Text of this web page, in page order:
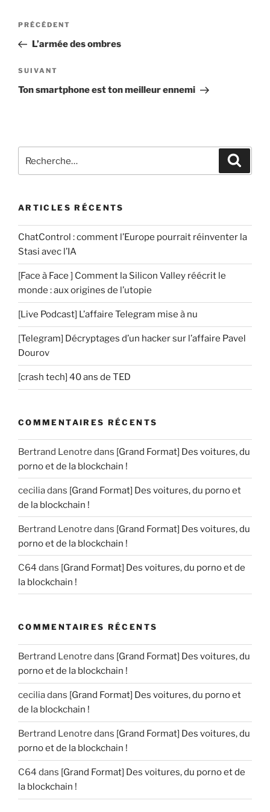
e
u
n
o
t
i
e
a
r
e
Navigation
l’article
Article
précédent
PRÉCÉDENT
L’armée des ombres
Article
suivant
SUIVANT
Ton smartphone est ton meilleur ennemi
pour
ARTICLES RÉCENTS
ChatControl : comment l’Europe pourrait réinventer la
Stasi avec l’IA
[Face à Face ] Comment la Silicon Valley réécrit le
monde : aux origines de l’utopie
[Live Podcast] L’affaire Telegram mise à nu
[Telegram] Décryptages d’un hacker sur l’affaire Pavel
Dourov
[crash tech] 40 ans de TED
COMMENTAIRES RÉCENTS
Bertrand Lenotre dans [Grand Format] Des voitures, du
porno et de la blockchain !
ceciliadans [Grand Format] Des voitures, du porno et
de la blockchain !
Bertrand Lenotre dans [Grand Format] Des voitures, du
porno et de la blockchain !
C64 dans [Grand Format] Des voitures, du porno et de
la blockchain !
COMMENTAIRES RÉCENTS
Bertrand Lenotre dans [Grand Format] Des voitures, du
porno et de la blockchain !
ceciliadans [Grand Format] Des voitures, du porno et
de la blockchain !
Bertrand Lenotre dans [Grand Format] Des voitures, du
porno et de la blockchain !
C64 dans [Grand Format] Des voitures, du porno et de
la blockchain !